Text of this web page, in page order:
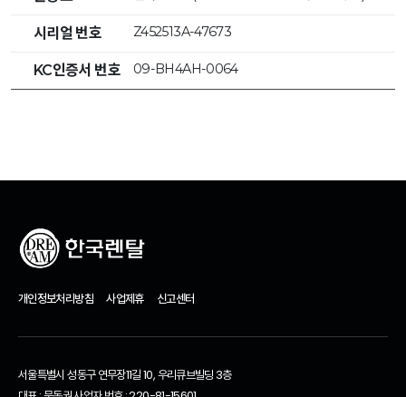
시리얼 번호 Z452513A-47673
KC인증서 번호 09-BH4AH-0064
개인정보처리방침 사업제휴 신고센터
서울특별시 성동구 연무장11길 10, 우리큐브빌딩 3층